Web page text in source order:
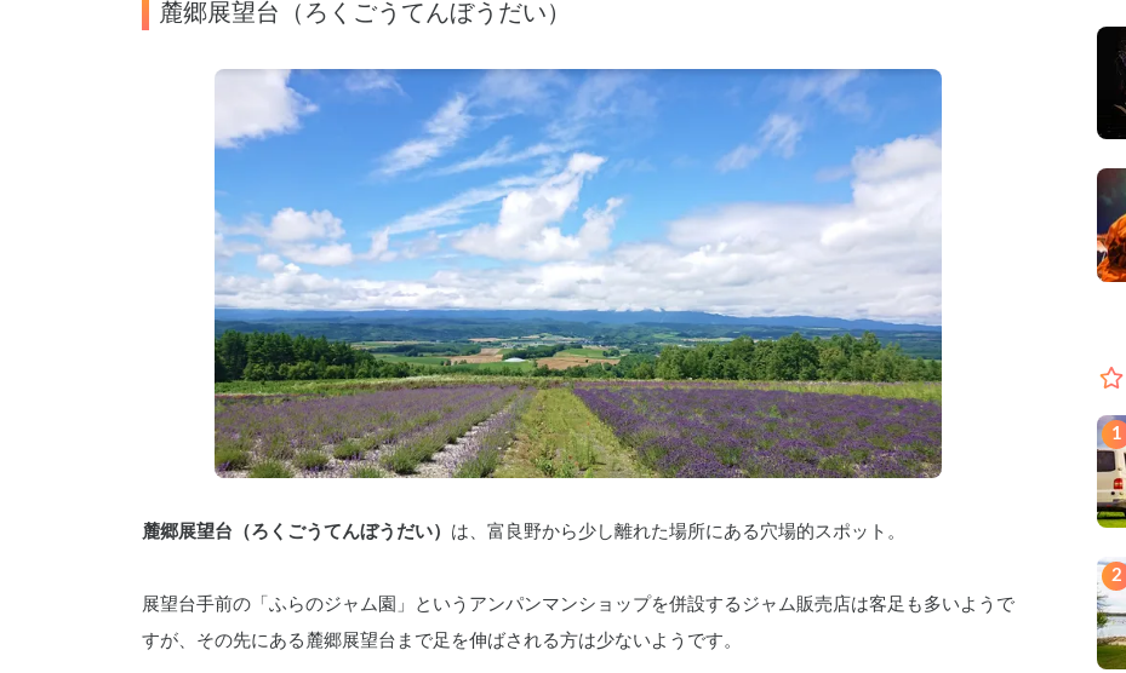
麓郷展望台（ろくごうてんぼうだい）
麓郷展望台（ろくごうてんぼうだい） は、富良野から少し離れた場所にある穴場的スポット。
展望台手前の「ふらのジャム園」というアンパンマンショップを併設するジャム販売店は客足も多いようで
すが、その先にある麓郷展望台まで足を伸ばされる方は少ないようです。
1
2